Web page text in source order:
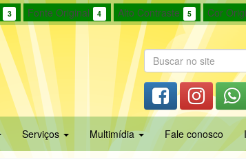
3 Fonte Original 4 Alto Contraste 5 Cor
Serviços Multimídia Fale conosco